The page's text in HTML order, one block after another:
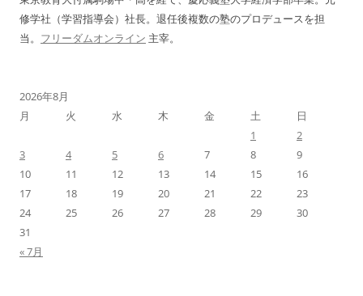
修学社（学習指導会）社長。退任後複数の塾のプロデュースを担
当。 フリーダムオンライン 主宰。
2026年8月
月
火 水 木 金 土
日
1
2
3
4 5 6 7 8
9
10
11 12 13 14 15
16
17
18 19 20 21 22
23
24
25 26 27 28 29
30
31
« 7月